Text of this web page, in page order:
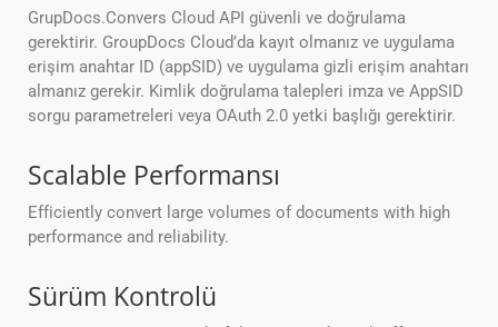
GrupDocs.Convers Cloud API güvenli ve doğrulama
gerektirir. GroupDocs Cloud’da kayıt olmanız ve uygulama
erişim anahtar ID (appSID) ve uygulama gizli erişim anahtarı
almanız gerekir. Kimlik doğrulama talepleri imza ve AppSID
sorgu parametreleri veya OAuth 2.0 yetki başlığı gerektirir.
Scalable Performansı
Efficiently convert large volumes of documents with high
performance and reliability.
Sürüm Kontrolü